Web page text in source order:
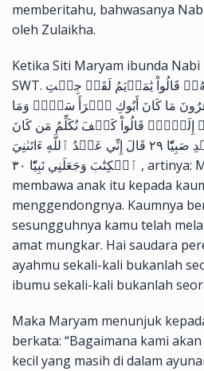
memberitahu, bahwasanya
oleh Zulaikha.
Ketika Siti Maryam ibunda Nabi
SWT. فَأَتَتۡ بِهِۦ قَوۡمَهَا تَحۡمِلُهُۥۖ قَالُواْ يَٰمَرۡيَمُ لَقَدۡ جِئۡتِ
يَٰٓأُخۡتَ هَٰرُونَ مَا كَانَ أَبُوكِ ٱمۡرَأَ سَوۡءٖ وَمَا
٢٨ فَأَشَارَتۡ إِلَيۡهِۖ قَالُواْ كَيۡفَ نُكَلِّمُ مَن كَانَ
فِي ٱلۡمَهۡدِ صَبِيّٗا ٢٩ قَالَ إِنِّي عَبۡدُ ٱللَّهِ ءَاتَىٰنِيَ
ٱلۡكِتَٰبَ وَجَعَلَنِي نَبِيّٗا ٣٠ , artinya: Maka Maryam
membawa anak itu kepada
menggendongnya. Kaumnya
sesungguhnya kamu telah
amat mungkar. Hai saudara
ayahmu sekali-kali bukanlah
ibumu sekali-kali bukanlah
Maka Maryam menunjuk
berkata: “Bagaimana kami
kecil yang masih di dalam